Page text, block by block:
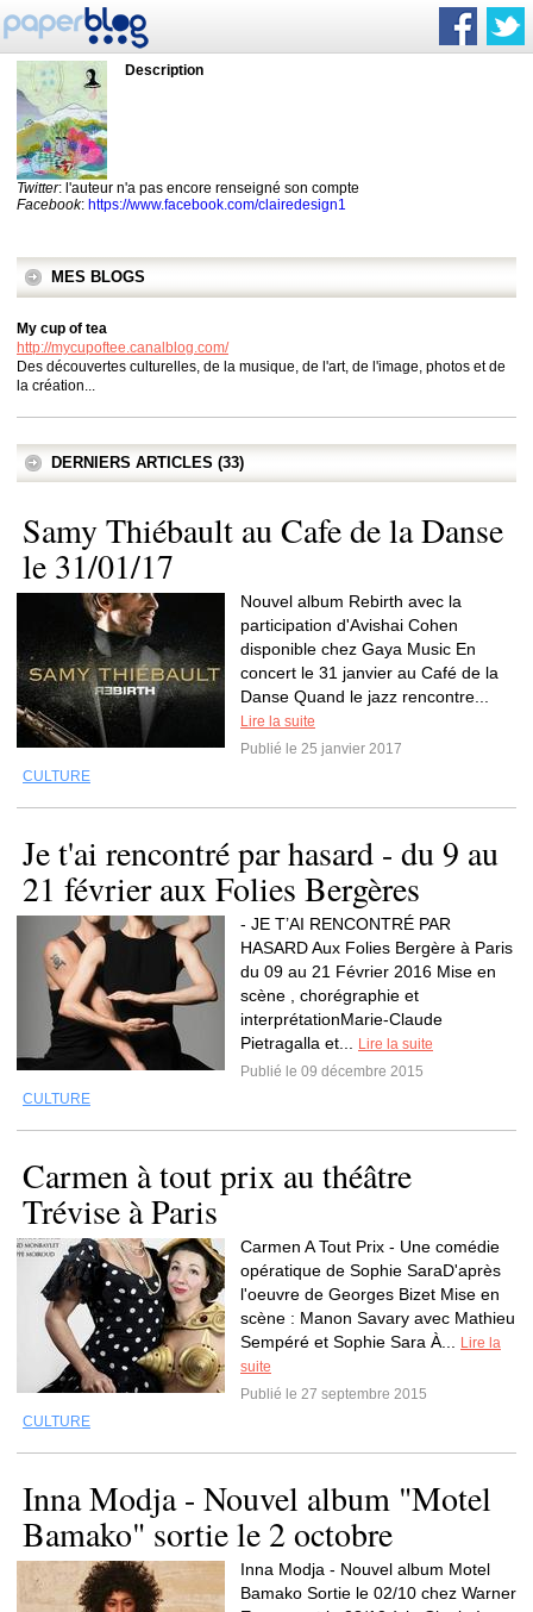
Description
Twitter: l'auteur n'a pas encore renseigné son compte
Facebook: https://www.facebook.com/clairedesign1
MES BLOGS
My cup of tea
http://mycupoftee.canalblog.com/
Des découvertes culturelles, de la musique, de l'art, de l'image, photos et de
la création...
DERNIERS ARTICLES (33)
Samy Thiébault au Cafe de la Danse
le 31/01/17
Nouvel album Rebirth avec la
participation d'Avishai Cohen
disponible chez Gaya Music En
concert le 31 janvier au Café de la
Danse Quand le jazz rencontre...
Lire la suite
Publié le 25 janvier 2017
CULTURE
Je t'ai rencontré par hasard - du 9 au
21 février aux Folies Bergères
- JE T’AI RENCONTRÉ PAR
HASARD Aux Folies Bergère à Paris
du 09 au 21 Février 2016 Mise en
scène , chorégraphie et
interprétationMarie-Claude
Pietragalla et...
Lire la suite
Publié le 09 décembre 2015
CULTURE
Carmen à tout prix au théâtre
Trévise à Paris
Carmen A Tout Prix - Une comédie
opératique de Sophie SaraD'après
l'oeuvre de Georges Bizet Mise en
scène : Manon Savary avec Mathieu
Sempéré et Sophie Sara À...
Lire la
suite
Publié le 27 septembre 2015
CULTURE
Inna Modja - Nouvel album "Motel
Bamako" sortie le 2 octobre
Inna Modja - Nouvel album Motel
Bamako Sortie le 02/10 chez Warner